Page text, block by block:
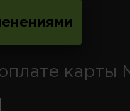
карты